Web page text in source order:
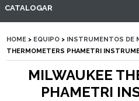
CATALOGAR
HOME > EQUIPO > INSTRUMENTOS DE
THERMOMETERS PHAMETRI
MILWAUKEE
PHAMETRI